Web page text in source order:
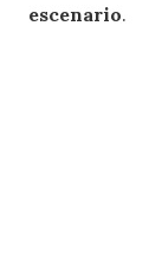
escenario.